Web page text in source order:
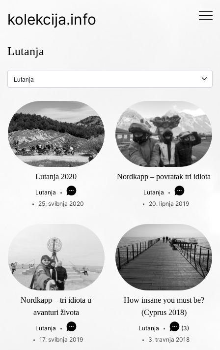
kolekcija.info
Lutanja
Lutanja 2020
Lutanja
25. svibnja 2020
Nordkapp – povratak tri idiota
Lutanja
20. lipnja 2019
Nordkapp – tri idiota u
avanturi života
Lutanja
17. svibnja 2019
How insane you must be?
(Cyprus 2018)
Lutanja
(3)
3. travnja 2018